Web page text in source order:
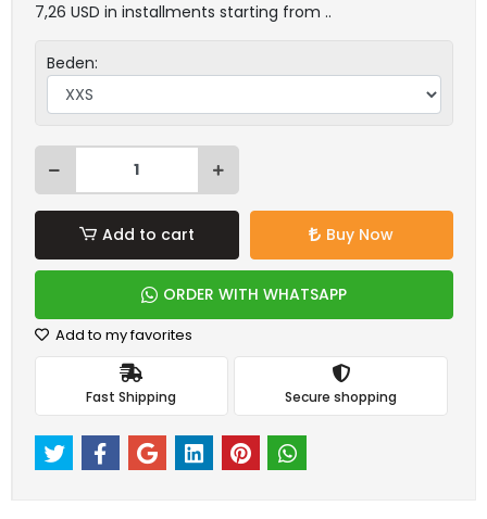
7,26 USD in installments starting from ..
Beden:
Add to cart Buy Now
ORDER WITH WHATSAPP
Add to my favorites
Fast Shipping Secure shopping